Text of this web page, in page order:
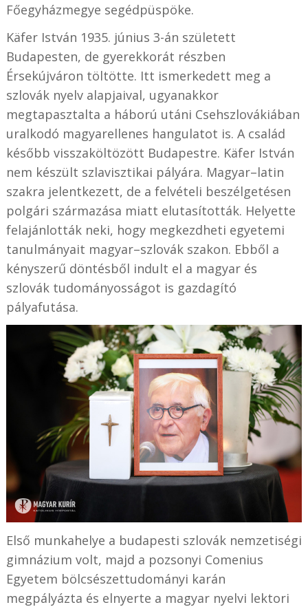
Főegyházmegye segédpüspöke.
Käfer István 1935. június 3-án született
Budapesten, de gyerekkorát részben
Érsekújváron töltötte. Itt ismerkedett meg a
szlovák nyelv alapjaival, ugyanakkor
megtapasztalta a háború utáni Csehszlovákiában
uralkodó magyarellenes hangulatot is. A család
később visszaköltözött Budapestre. Käfer István
nem készült szlavisztikai pályára. Magyar–latin
szakra jelentkezett, de a felvételi beszélgetésen
polgári származása miatt elutasították. Helyette
felajánlották neki, hogy megkezdheti egyetemi
tanulmányait magyar–szlovák szakon. Ebből a
kényszerű döntésből indult el a magyar és
szlovák tudományosságot is gazdagító
pályafutása.
Első munkahelye a budapesti szlovák nemzetiségi
gimnázium volt, majd a pozsonyi Comenius
Egyetem bölcsészettudományi karán
megpályázta és elnyerte a magyar nyelvi lektori